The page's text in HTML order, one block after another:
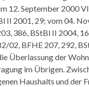
12. September 2000
II 2001, 29; vom 04.
386, BStBl II 2004,
02, BFHE 207, 292,
Überlassung der
im Übrigen.
Haushalts und der